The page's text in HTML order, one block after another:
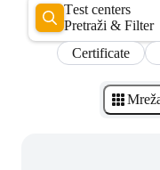
Test centers
Pretraži & Filter
Certificate